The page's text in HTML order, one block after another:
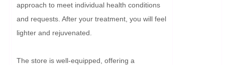
approach to meet individual health conditions
and requests. After your treatment, you will feel
lighter and rejuvenated.
The store is well-equipped, offering a